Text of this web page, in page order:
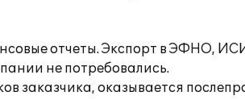
отчеты. Экспорт в ЭФНО,
не потребовались.
заказчика, оказывается